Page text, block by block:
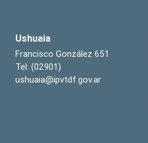
Ushuaia
Francisco González 651
Tel: (02901)
ushuaia@ipvtdf.gov.ar